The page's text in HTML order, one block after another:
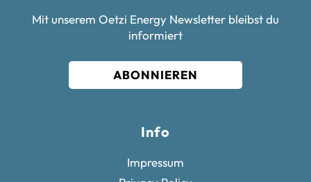
Mit unserem Oetzi Energy Newsletter bleibst du
informiert
ABONNIEREN
Info
Impressum